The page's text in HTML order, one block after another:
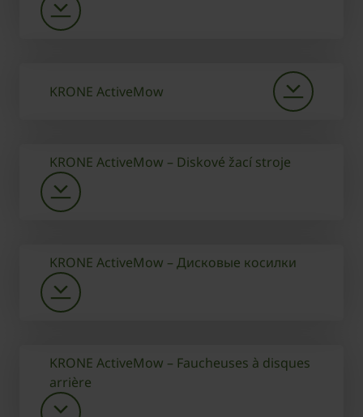
KRONE ActiveMow
KRONE ActiveMow – Diskové žací stroje
KRONE ActiveMow – Дисковые косилки
KRONE ActiveMow – Faucheuses à disques
arrière